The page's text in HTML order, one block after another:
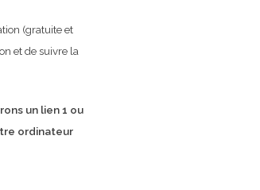
(gratuite et
et de suivre la
un lien 1 ou
ordinateur